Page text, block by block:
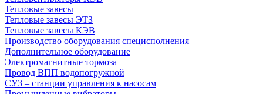
Тепловые завесы
Тепловые завесы ЭТЗ
Тепловые завесы КЭВ
Производство оборудования специсполнения
Дополнительное оборудование
Электромагнитные тормоза
Провод ВПП водопогружной
СУЗ – станции управления к насосам